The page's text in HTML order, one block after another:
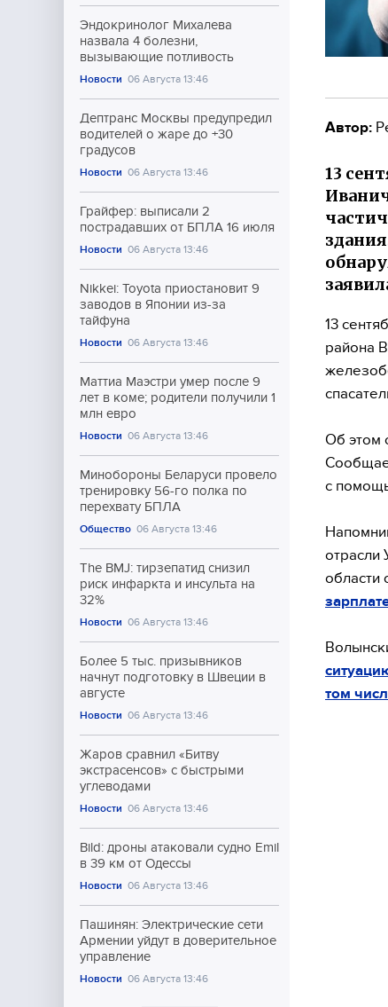
Эндокринолог Михалева
назвала 4 болезни,
вызывающие потливость
Новости 06 Августа 13:46
Дептранс Москвы предупредил
водителей о жаре до +30
градусов
Новости 06 Августа 13:46
Грайфер: выписали 2
пострадавших от БПЛА 16 июля
Новости 06 Августа 13:46
Nikkei: Toyota приостановит 9
заводов в Японии из-за
тайфуна
Новости 06 Августа 13:46
Маттиа Маэстри умер после 9
лет в коме; родители получили 1
млн евро
Новости 06 Августа 13:46
Минобороны Беларуси провело
тренировку 56-го полка по
перехвату БПЛА
Общество 06 Августа 13:46
The BMJ: тирзепатид снизил
риск инфаркта и инсульта на
32%
Новости 06 Августа 13:46
Более 5 тыс. призывников
начнут подготовку в Швеции в
августе
Новости 06 Августа 13:46
Жаров сравнил «Битву
экстрасенсов» с быстрыми
углеводами
Новости 06 Августа 13:46
Bild: дроны атаковали судно Emil
в 39 км от Одессы
Новости 06 Августа 13:46
Пашинян: Электрические сети
Армении уйдут в доверительное
управление
Новости 06 Августа 13:46
Автор:
13
13
района
Об этом
с
отрасли
области
том